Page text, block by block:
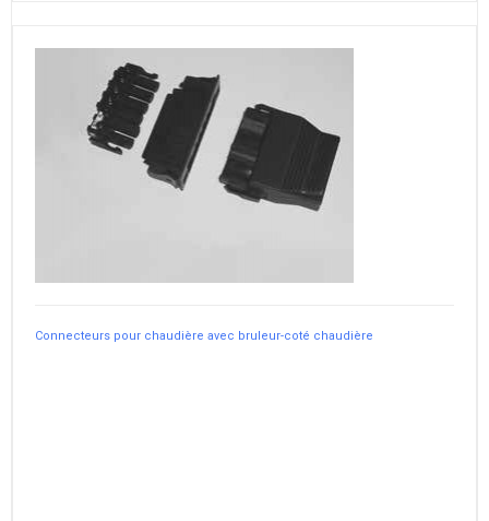
Connecteurs pour chaudière avec bruleur-coté chaudière